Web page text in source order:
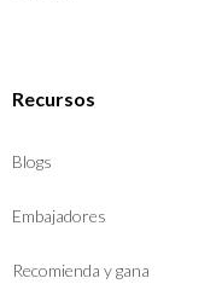
Recursos
Blogs
Embajadores
Recomienda y gana